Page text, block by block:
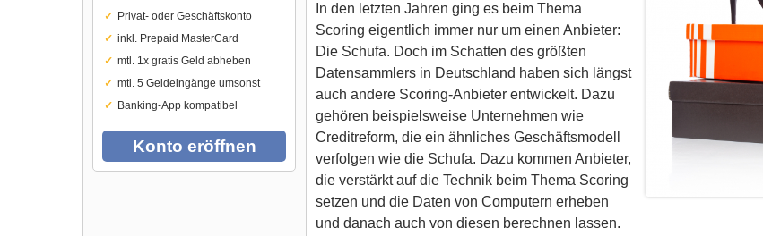
Privat- oder Geschäftskonto
inkl. Prepaid MasterCard
mtl. 1x gratis Geld abheben
mtl. 5 Geldeingänge umsonst
Banking-App kompatibel
Konto eröffnen
In den letzten Jahren ging es beim Thema
Scoring eigentlich immer nur um einen Anbieter:
Die Schufa. Doch im Schatten des größten
Datensammlers in Deutschland haben sich längst
auch andere Scoring-Anbieter entwickelt. Dazu
gehören beispielsweise Unternehmen wie
Creditreform, die ein ähnliches Geschäftsmodell
verfolgen wie die Schufa. Dazu kommen Anbieter,
die verstärkt auf die Technik beim Thema Scoring
setzen und die Daten von Computern erheben
und danach auch von diesen berechnen lassen.